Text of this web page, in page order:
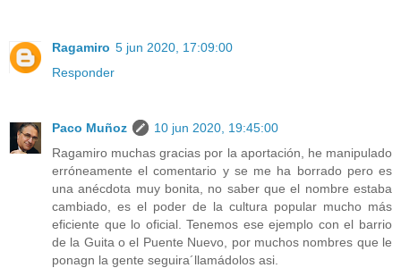
Ragamiro 5 jun 2020, 17:09:00
Responder
Paco Muñoz
10 jun 2020, 19:45:00
Ragamiro muchas gracias por la aportación, he manipulado
erróneamente el comentario y se me ha borrado pero es
una anécdota muy bonita, no saber que el nombre estaba
cambiado, es el poder de la cultura popular mucho más
eficiente que lo oficial. Tenemos ese ejemplo con el barrio
de la Guita o el Puente Nuevo, por muchos nombres que le
ponagn la gente seguira´llamádolos asi.